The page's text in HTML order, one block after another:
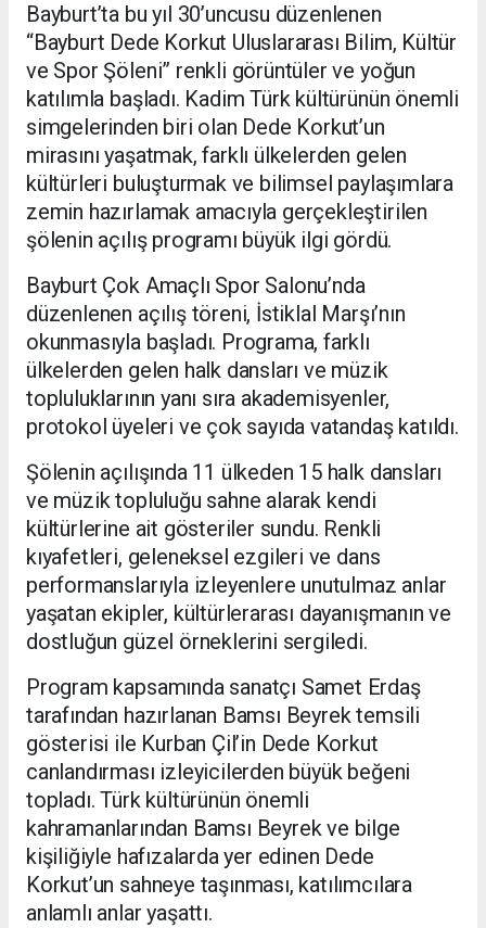
Bayburt’ta bu yıl 30’uncusu düzenlenen
“Bayburt Dede Korkut Uluslararası Bilim, Kültür
ve Spor Şöleni” renkli görüntüler ve yoğun
katılımla başladı. Kadim Türk kültürünün önemli
simgelerinden biri olan Dede Korkut’un
mirasını yaşatmak, farklı ülkelerden gelen
kültürleri buluşturmak ve bilimsel paylaşımlara
zemin hazırlamak amacıyla gerçekleştirilen
şölenin açılış programı büyük ilgi gördü.
Bayburt Çok Amaçlı Spor Salonu’nda
düzenlenen açılış töreni, İstiklal Marşı’nın
okunmasıyla başladı. Programa, farklı
ülkelerden gelen halk dansları ve müzik
topluluklarının yanı sıra akademisyenler,
protokol üyeleri ve çok sayıda vatandaş katıldı.
Şölenin açılışında 11 ülkeden 15 halk dansları
ve müzik topluluğu sahne alarak kendi
kültürlerine ait gösteriler sundu. Renkli
kıyafetleri, geleneksel ezgileri ve dans
performanslarıyla izleyenlere unutulmaz anlar
yaşatan ekipler, kültürlerarası dayanışmanın ve
dostluğun güzel örneklerini sergiledi.
Program kapsamında sanatçı Samet Erdaş
tarafından hazırlanan Bamsı Beyrek temsili
gösterisi ile Kurban Çil’in Dede Korkut
canlandırması izleyicilerden büyük beğeni
topladı. Türk kültürünün önemli
kahramanlarından Bamsı Beyrek ve bilge
kişiliğiyle hafızalarda yer edinen Dede
Korkut’un sahneye taşınması, katılımcılara
anlamlı anlar yaşattı.